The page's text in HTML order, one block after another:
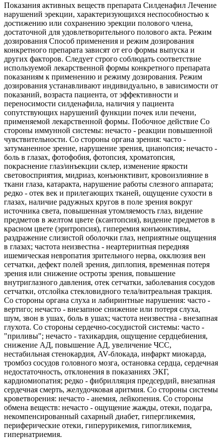
Показания активных веществ препарата Силденафил Лечение
нарушений эрекции, характеризующихся неспособностью к
достижению или сохранению эрекции полового члена,
достаточной для удовлетворительного полового акта. Режим
дозирования Способ применения и режим дозирования
конкретного препарата зависят от его формы выпуска и
других факторов. Следует строго соблюдать соответствие
используемой лекарственной формы конкретного препарата
показаниям к применению и режиму дозирования. Режим
дозирования устанавливают индивидуально, в зависимости от
показаний, возраста пациента, от эффективности и
переносимости силденафила, наличия у пациента
сопутствующих нарушений функции почек или печени,
применяемой лекарственной формы. Побочное действие Со
стороны иммунной системы: нечасто - реакции повышенной
чувствительности. Со стороны органа зрения: часто -
затуманенное зрение, нарушение зрения, цианопсия; нечасто -
боль в глазах, фотофобия, фотопсия, хроматопсия,
покраснение глаз/инъекции склер, изменение яркости
световосприятия, мидриаз, конъюнктивит, кровоизлияние в
ткани глаза, катаракта, нарушение работы слезного аппарата;
редко - отек век и прилегающих тканей, ощущение сухости в
глазах, наличие радужных кругов в поле зрения вокруг
источника света, повышенная утомляемость глаз, видение
предметов в желтом цвете (ксантопсия), видение предметов в
красном цвете (эритропсия), гиперемия конъюнктивы,
раздражение слизистой оболочки глаз, неприятные ощущения
в глазах; частота неизвестна - неартериитная передняя
ишемическая невропатия зрительного нерва, окклюзия вен
сетчатки, дефект полей зрения, диплопия, временная потеря
зрения или снижение остроты зрения, повышение
внутриглазного давления, отек сетчатки, заболевания сосудов
сетчатки, отслойка стекловидного тела/витреальная тракция.
Со стороны органа слуха и лабиринтные нарушения: часто -
вертиго; нечасто - внезапное снижение или потеря слуха,
шум, звон в ушах, боль в ушах; частота неизвестна - внезапная
глухота. Со стороны сердечно-сосудистой системы: часто -
"приливы"; нечасто - тахикардия, ощущение сердцебиения,
снижение АД, повышение АД, увеличение ЧСС,
нестабильная стенокардия, AV-блокада, инфаркт миокарда,
тромбоз сосудов головного мозга, остановка сердца, сердечная
недостаточность, отклонения в показаниях ЭКГ,
кардиомиопатия; редко - фибрилляция предсердий, внезапная
сердечная смерть, желудочковая аритмия. Со стороны системы
кроветворения: нечасто - анемия, лейкопения. Со стороны
обмена веществ: нечасто - ощущение жажды, отеки, подагра,
некомпенсированный сахарный диабет, гипергликемия,
периферические отеки, гиперурикемия, гипогликемия,
гипернатриемия.